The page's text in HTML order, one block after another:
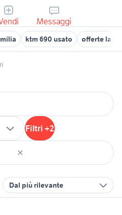
Messaggi
ktm 690 usato offerte
Filtri +2
Dal più rilevante